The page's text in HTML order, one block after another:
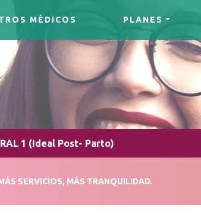
MÉDICOS PLANES
1 (Ideal Post- Parto)
SERVICIOS, MÁS TRANQUILIDAD.